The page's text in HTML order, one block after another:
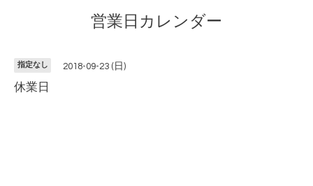
営業日カレンダー
指定なし 2018-09-23 (日)
休業日